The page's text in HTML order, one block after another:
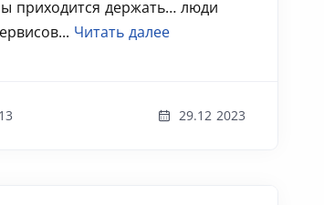
приходится держать… люди
Читать далее
13 29.12 2023